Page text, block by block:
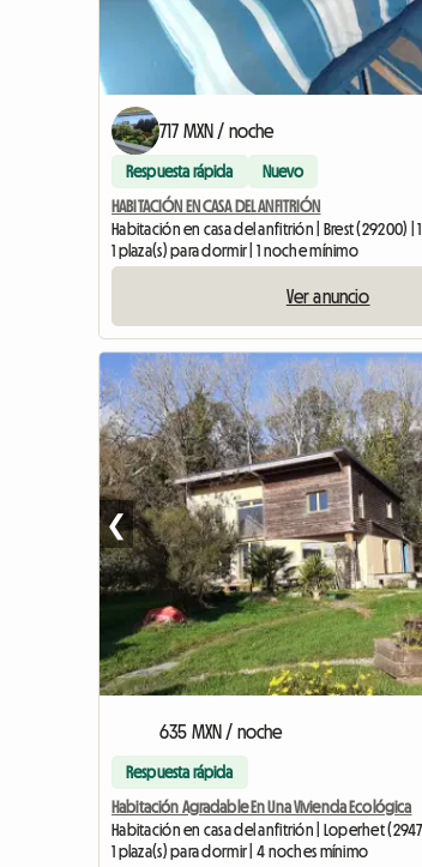
717 MXN / noche
Respuesta rápida Nuevo
HABITACIÓN EN CASA DEL ANFITRIÓN
Habitación en casa del anfitrión | Brest (29200) |
1 plaza(s) para dormir | 1 noche mínimo
Ver anuncio
❮
635 MXN / noche
Respuesta rápida
Habitación Agradable En Una Vivienda Ecológica
Habitación en casa del anfitrión | Loperhet
1 plaza(s) para dormir | 4 noches mínimo